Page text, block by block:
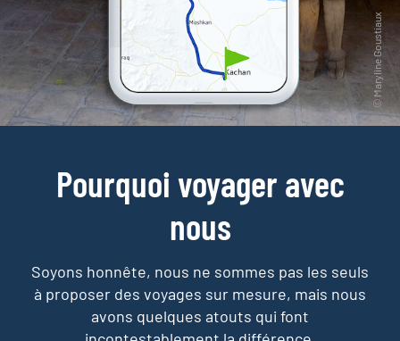
Pourquoi voyager avec
nous
Soyons honnête, nous ne sommes pas les seuls
à proposer des voyages sur mesure, mais nous
avons quelques atouts qui font